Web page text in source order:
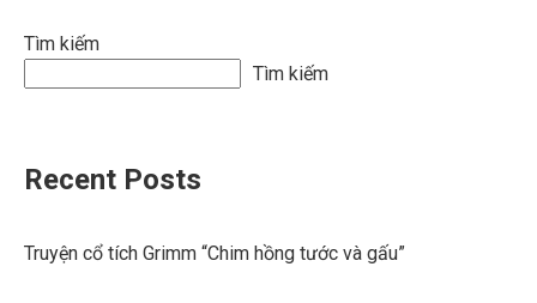
Tìm kiếm
Tìm kiếm
Recent Posts
Truyện cổ tích Grimm “Chim hồng tước và gấu”